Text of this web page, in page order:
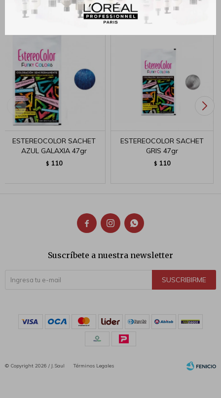
Productos que te pueden interesar
ESTEREOCOLOR SACHET
AZUL GALAXIA 47gr
$ 110
ESTEREOCOLOR SACHET
GRIS 47gr
$ 110
  
Suscríbete a nuestra newsletter
SUSCRIBIRME
© Copyright 2026 / J.Saul Términos Legales